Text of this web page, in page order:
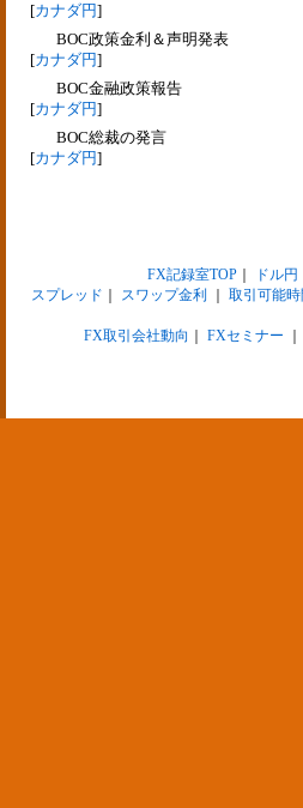
[カナダ円]
BOC政策金利＆声明発表
[カナダ円]
BOC金融政策報告
[カナダ円]
BOC総裁の発言
[カナダ円]
FX記録室TOP｜ ドル円
スプレッド
スワップ金利 取引可能時
FX取引会社動向 FXセミナー